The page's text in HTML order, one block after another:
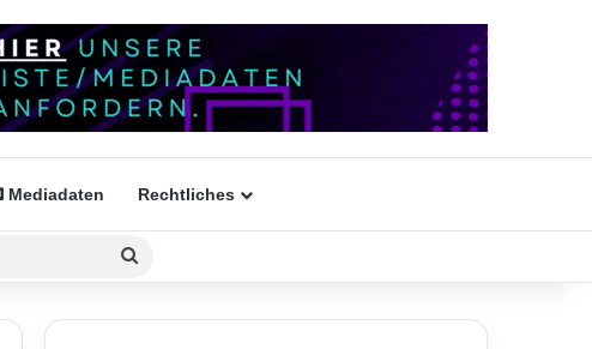
Mediadaten Rechtliches